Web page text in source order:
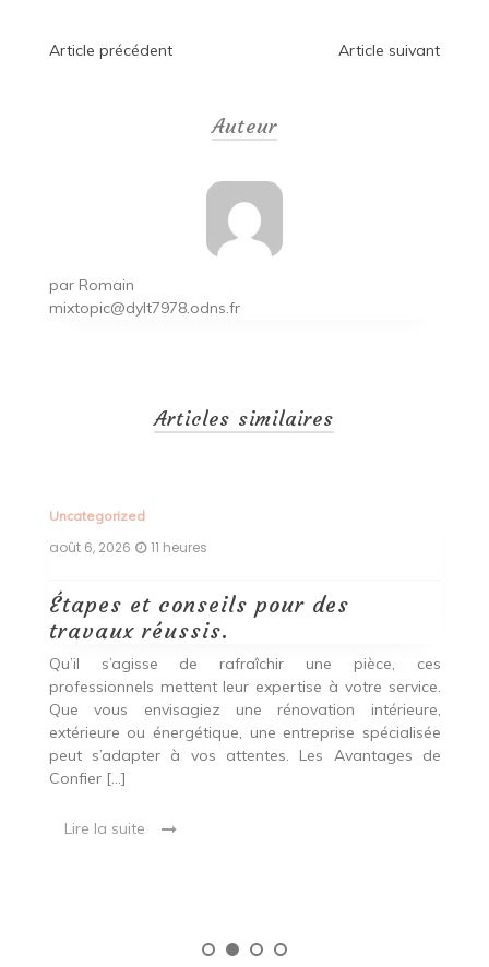
Navigation
Article précédent Article suivant
Auteur
par Romain
mixtopic@dylt7978.odns.fr
Articles similaires
Uncategorized
août 6, 2026 12 heures
Découvrez les styles les plus
chauds en rénovation de maison
cette année.
La rénovation de maison est une démarche
passionnante qui peut substantiellement changer un
espace de vie, améliorant non seulement son
esthétique, mais aussi sa fonctionnalité. Que l’objectif
soit de rafraîchir un espace désuet ou d’augmenter